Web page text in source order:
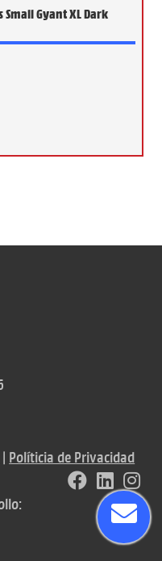
Gyant XL Dark
| Políticia de Privacidad